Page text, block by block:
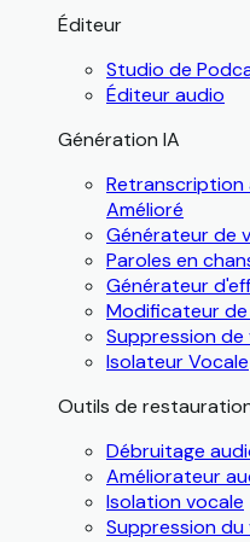
Éditeur
Studio de
Éditeur audio
Génération IA
Amélioré
Générateur de
Paroles en
Générateur
Modificateur
Suppression de
Isolateur Vocale
Outils de
Débruitage
Améliorateur
Isolation vocale
Suppression du